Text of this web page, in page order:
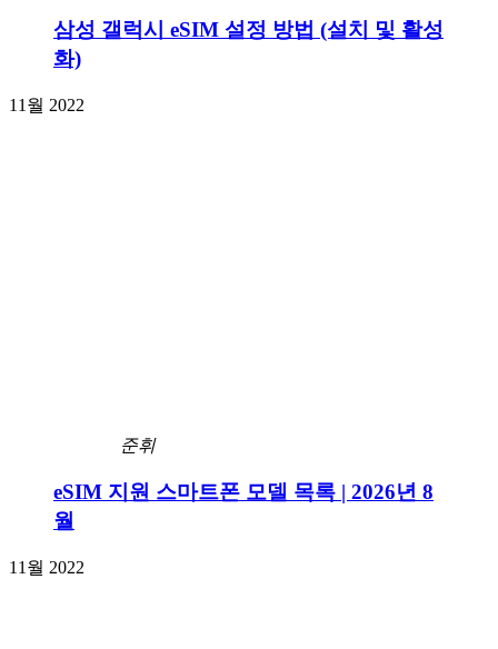
삼성 갤럭시 eSIM 설정 방법 (설치 및 활성
화)
11월 2022
준휘
eSIM 지원 스마트폰 모델 목록 | 2026년 8
월
11월 2022